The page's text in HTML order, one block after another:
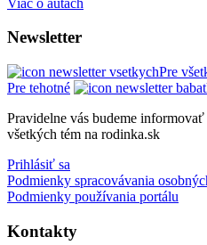
Newsletter
Pre
Pre tehotné
Pravidelne vás budeme
všetkých tém na rodinka.sk
Prihlásiť sa
Podmienky spracovávania
Podmienky používania portálu
Kontakty